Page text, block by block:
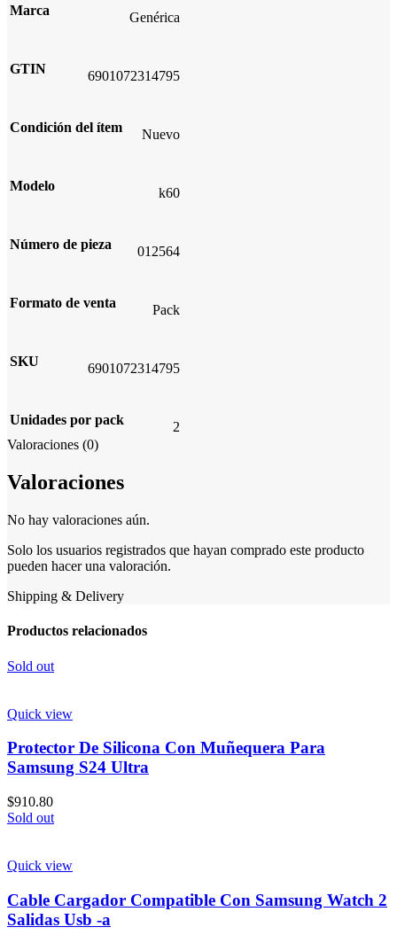
Marca Genérica
GTIN 6901072314795
Condición del ítem Nuevo
Modelo k60
Número de pieza 012564
Formato de venta Pack
SKU 6901072314795
Unidades por pack
2
Valoraciones (0)
Valoraciones
No hay valoraciones aún.
Solo los usuarios registrados que hayan comprado este producto
pueden hacer una valoración.
Shipping & Delivery
Productos relacionados
Sold out
Quick view
Protector De Silicona Con Muñequera Para
Samsung S24 Ultra
$910.80
Sold out
Quick view
Cable Cargador Compatible Con Samsung Watch 2
Salidas Usb -a